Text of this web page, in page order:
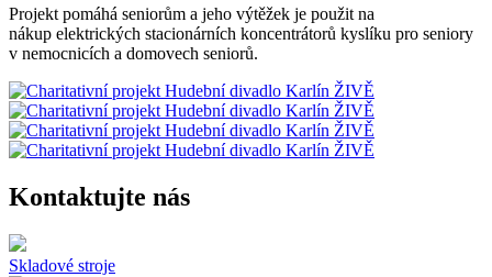
Projekt pomáhá seniorům a jeho výtěžek je použit na
nákup elektrických stacionárních koncentrátorů kyslíku pro seniory
v nemocnicích a domovech seniorů.
Kontaktujte nás
Skladové stroje